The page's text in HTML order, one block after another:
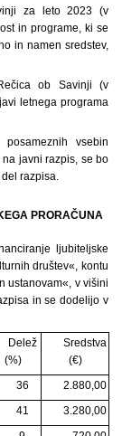
za leto 2023 (v
in programe, ki se
in namen sredstev,
ob Savinji (v
letnega programa
posameznih vsebin
javni razpis, se bo
razpisa.
PRORAČUNA
ljubiteljske
društev«, kontu
ustanovam«, v višini
in se dodelijo v
Delež
(%)
Sredstva
(€)
36
2.880,00
41
3.280,00